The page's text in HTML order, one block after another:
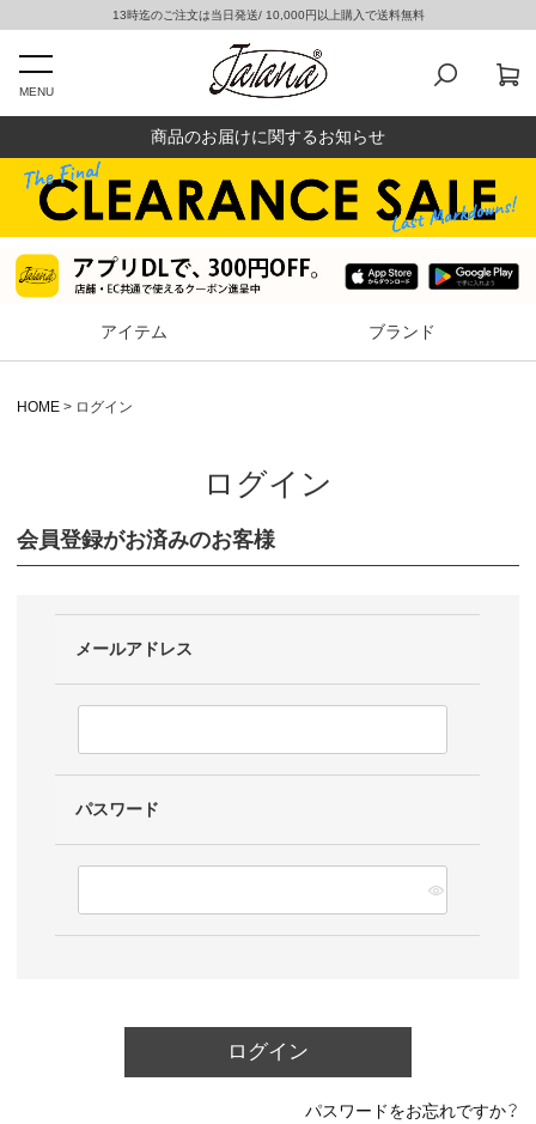
13時迄のご注文は当日発送/ 10,000円以上購入で送料無料
MENU
商品のお届けに関するお知らせ
アイテム ブランド
HOME ログイン
ログイン
会員登録がお済みのお客様
メールアドレス
パスワード
ログイン
パスワードをお忘れですか？